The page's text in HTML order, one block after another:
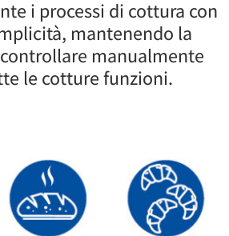
i processi di cottura con
mantenendo la
manualmente
le cotture funzioni.